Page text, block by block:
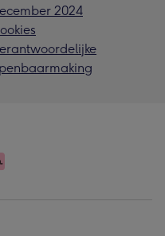
2024